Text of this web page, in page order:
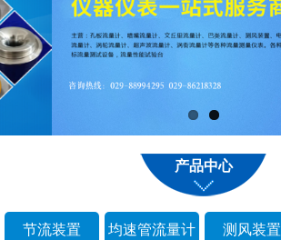
产品中心
节流装置 均速管流量计 测风装置